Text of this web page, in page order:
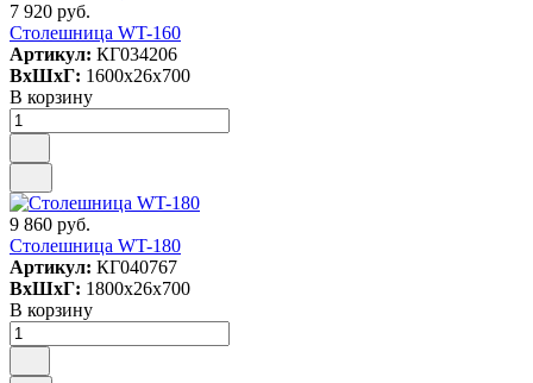
7 920 руб.
Столешница WT-160
Артикул: КГ034206
ВxШxГ: 1600x26x700
В корзину
9 860 руб.
Столешница WT-180
Артикул: КГ040767
ВxШxГ: 1800x26x700
В корзину